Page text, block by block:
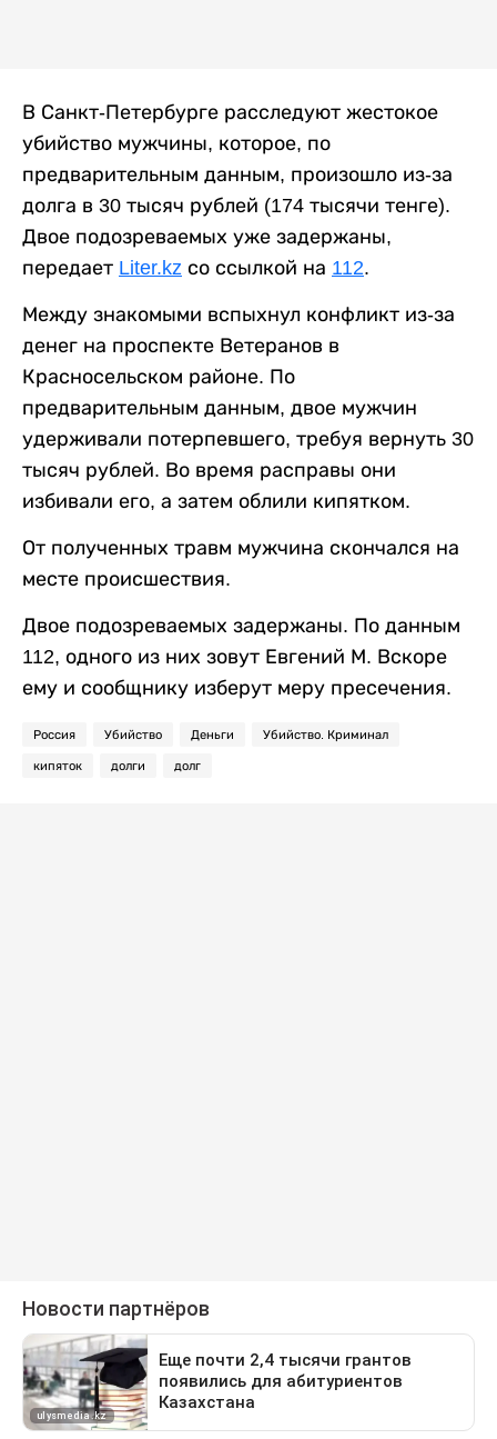
В Санкт-Петербурге расследуют жестокое
убийство мужчины, которое, по
предварительным данным, произошло из-за
долга в 30 тысяч рублей (174 тысячи тенге).
Двое подозреваемых уже задержаны,
передает Liter.kz со ссылкой на 112.
Между знакомыми вспыхнул конфликт из-за
денег на проспекте Ветеранов в
Красносельском районе. По
предварительным данным, двое мужчин
удерживали потерпевшего, требуя вернуть 30
тысяч рублей. Во время расправы они
избивали его, а затем облили кипятком.
От полученных травм мужчина скончался на
месте происшествия.
Двое подозреваемых задержаны. По данным
112, одного из них зовут Евгений М. Вскоре
ему и сообщнику изберут меру пресечения.
Россия Убийство Деньги Убийство. Криминал
кипяток долги долг